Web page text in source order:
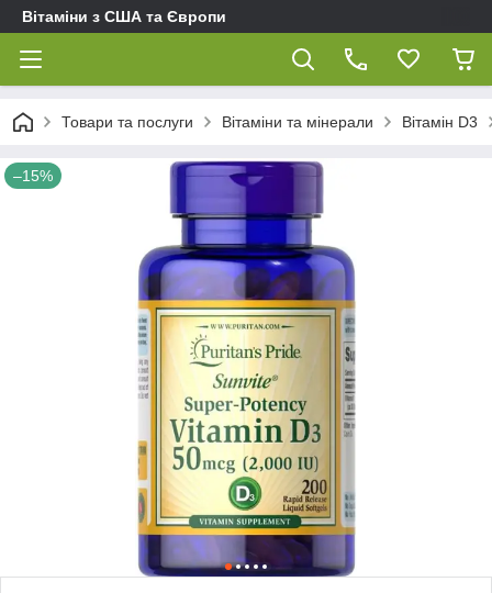
Вітаміни з США та Європи
Товари та послуги Вітаміни та мінерали Вітамін D3
–15%